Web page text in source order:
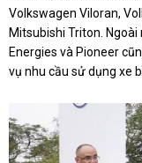
Volkswagen Viloran,
Mitsubishi Triton.
Energies và Pioneer
vụ nhu cầu sử dụng xe